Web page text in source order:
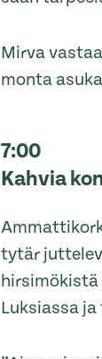
Mirva
monta
7:00
Kahvia
tytär
hirsimökistä
Luksiassa